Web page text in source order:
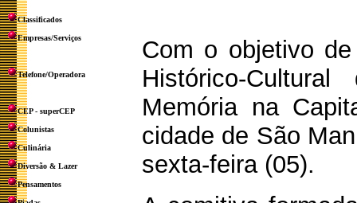
Classificados
Empresas/Serviços
Telefone/Operadora
CEP - superCEP
Colunistas
Culinária
Diversão & Lazer
Pensamentos
Com o objetivo
Histórico-
Memória na
cidade de São
sexta-feira (05).